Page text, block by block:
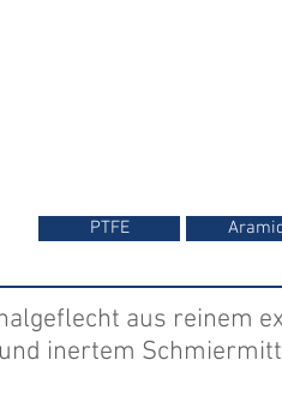
PTFE
aus reinem
inertem